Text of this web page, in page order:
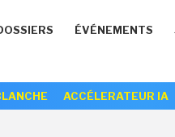
ÉVÉNEMENTS
ACCÉLERATEUR IA